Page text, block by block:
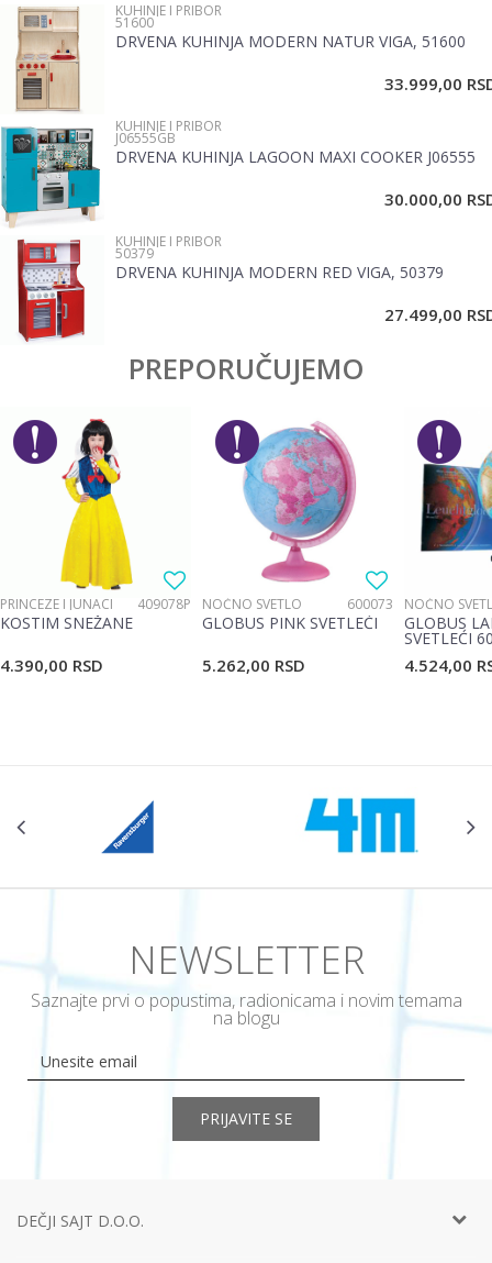
Brend
Email
Poruka
KUHINJE I PRIBOR
51600
DRVENA KUHINJA MODERN NATUR VIGA, 51600
33.999,00
KUHINJE I PRIBOR
J06555GB
DRVENA KUHINJA LAGOON MAXI COOKER J06555
30.000,00
KUHINJE I PRIBOR
50379
DRVENA KUHINJA MODERN RED VIGA, 50379
27.499,00
PREPORUČUJEMO
PRINCEZE I JUNACI 409078P
KOSTIM SNEŽANE
4.390,00 RSD
NOĆNO SVETLO 600073
GLOBUS PINK SVETLEĆI
5.262,00 RSD
NOĆNO
GLOBUS
SVETLEĆI
4.524,00
NEWSLETTER
Saznajte prvi o popustima, radionicama i novim temama
na blogu
PRIJAVITE SE
DEČJI SAJT D.O.O.